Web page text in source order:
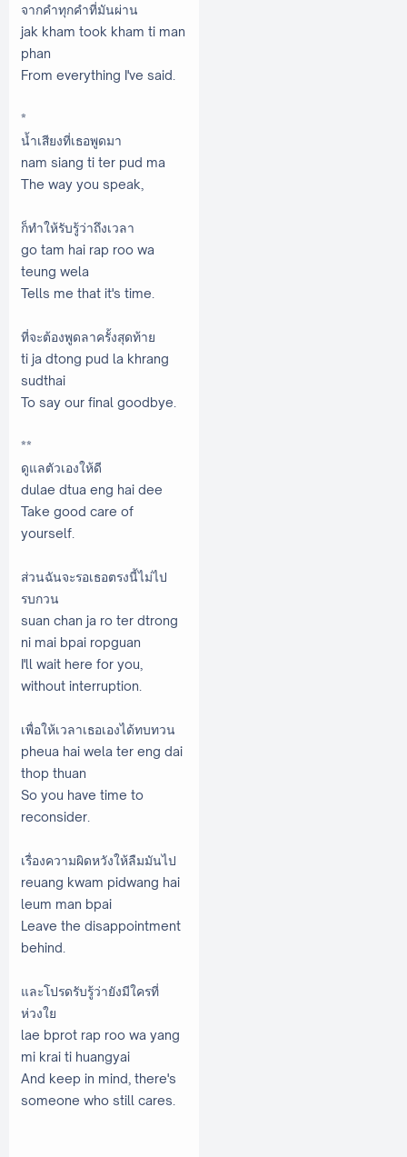
จากคําทุกคําที่มันผ่าน
jak kham took kham ti man
phan
From everything I've said.
*
นํ้าเสียงที่เธอพูดมา
nam siang ti ter pud ma
The way you speak,
ก็ทําให้รับรู้ว่าถึงเวลา
go tam hai rap roo wa
teung wela
Tells me that it's time.
ที่จะต้องพูดลาครั้งสุดท้าย
ti ja dtong pud la khrang
sudthai
To say our final goodbye.
**
ดูแลตัวเองให้ดี
dulae dtua eng hai dee
Take good care of
yourself.
ส่วนฉันจะรอเธอตรงนี้ไม่ไป
รบกวน
suan chan ja ro ter dtrong
ni mai bpai ropguan
I'll wait here for you,
without interruption.
เพื่อให้เวลาเธอเองได้ทบทวน
pheua hai wela ter eng dai
thop thuan
So you have time to
reconsider.
เรื่องความผิดหวังให้ลืมมันไป
reuang kwam pidwang hai
leum man bpai
Leave the disappointment
behind.
และโปรดรับรู้ว่ายังมีใครที่
ห่วงใย
lae bprot rap roo wa yang
mi krai ti huangyai
And keep in mind, there's
someone who still cares.